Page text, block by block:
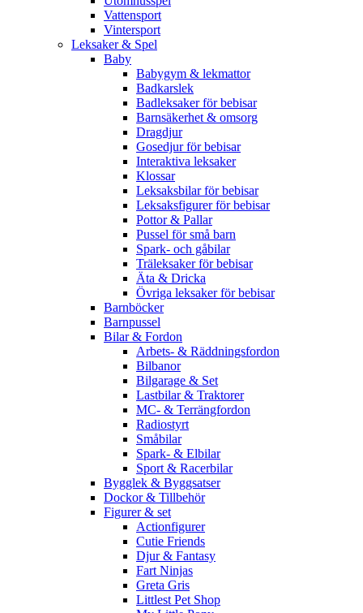
Vattensport
Vintersport
Leksaker & Spel
Baby
Babygym & lekmattor
Badkarslek
Badleksaker för bebisar
Barnsäkerhet & omsorg
Dragdjur
Gosedjur för bebisar
Interaktiva leksaker
Klossar
Leksaksbilar för bebisar
Leksaksfigurer för bebisar
Pottor & Pallar
Pussel för små barn
Spark- och gåbilar
Träleksaker för bebisar
Äta & Dricka
Övriga leksaker för bebisar
Barnböcker
Barnpussel
Bilar & Fordon
Arbets- & Räddningsfordon
Bilbanor
Bilgarage & Set
Lastbilar & Traktorer
MC- & Terrängfordon
Radiostyrt
Småbilar
Spark- & Elbilar
Sport & Racerbilar
Bygglek & Byggsatser
Dockor & Tillbehör
Figurer & set
Actionfigurer
Cutie Friends
Djur & Fantasy
Fart Ninjas
Greta Gris
Littlest Pet Shop